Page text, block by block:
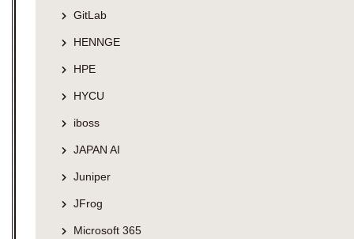
GitLab
HENNGE
HPE
HYCU
iboss
JAPAN AI
Juniper
JFrog
Microsoft 365